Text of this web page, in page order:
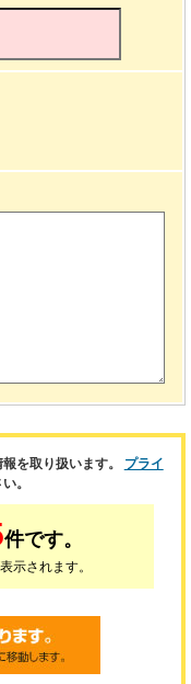
を取り扱います。 プライ
。
件です。
示されます。